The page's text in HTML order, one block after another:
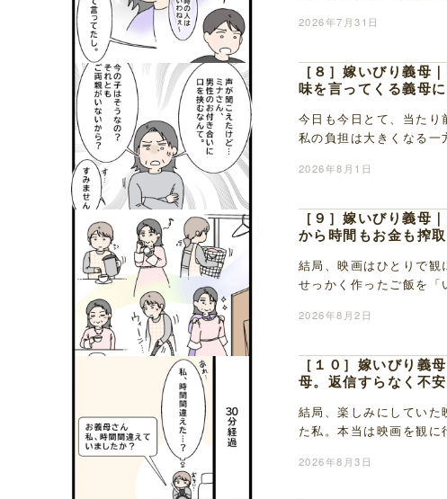
2026年7月31日
［８］嫁いびり義母
味を言ってくる義母
今日も今日とて、当たり
私の負担は大きくなる
2026年8月1日
［９］嫁いびり義母
から時間もお金も搾
結局、映画はひとりで観
せっかく作ったご飯を
2026年8月2日
［１０］嫁いびり義
母。返信すらなく不
結局、楽しみにしてい
た私。本当は映画を観
2026年8月3日